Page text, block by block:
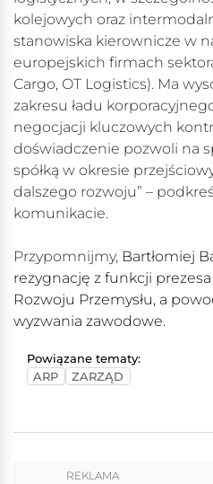
kolejowych oraz
stanowiska kierownicze w
europejskich firmach
Cargo, OT Logistics). Ma
zakresu ładu
negocjacji kluczowych
doświadczenie pozwoli na
spółką w okresie
dalszego rozwoju” –
komunikacie.
Przypomnijmy, Bartłomiej
rezygnację z funkcji
Rozwoju Przemysłu, a
wyzwania zawodowe.
Powiązane tematy:
ARP
ZARZĄD
REKLAMA